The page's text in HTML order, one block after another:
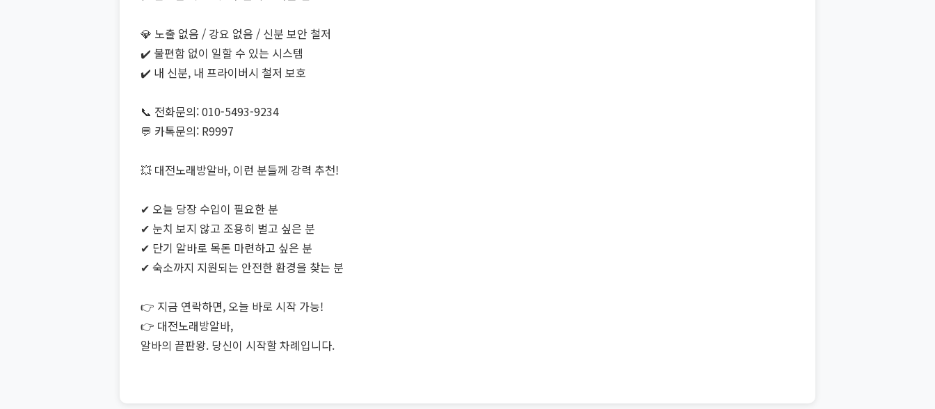
💎 노출 없음 / 강요 없음 / 신분 보안 철저
✔️ 불편함 없이 일할 수 있는 시스템
✔️ 내 신분, 내 프라이버시 철저 보호
📞 전화문의: 010-5493-9234
💬 카톡문의: R9997
💥 대전노래방알바, 이런 분들께 강력 추천!
✔ 오늘 당장 수입이 필요한 분
✔ 눈치 보지 않고 조용히 벌고 싶은 분
✔ 단기 알바로 목돈 마련하고 싶은 분
✔ 숙소까지 지원되는 안전한 환경을 찾는 분
👉 지금 연락하면, 오늘 바로 시작 가능!
👉 대전노래방알바,
알바의 끝판왕. 당신이 시작할 차례입니다.